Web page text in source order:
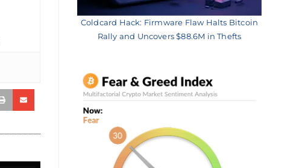
Coldcard Hack: Firmware Flaw Halts Bitcoin
Rally and Uncovers $88.6M in Thefts